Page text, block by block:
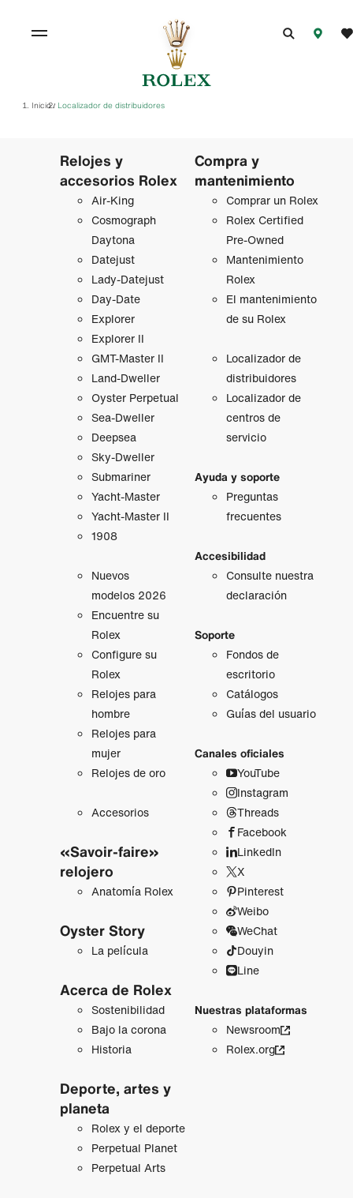
Inicio/ Localizador de distribuidores
Relojes y
accesorios Rolex
Air‑King
Cosmograph
Daytona
Datejust
Lady‑Datejust
Day-Date
Explorer
Explorer II
GMT‑Master II
Land-Dweller
Oyster Perpetual
Sea-Dweller
Deepsea
Sky-Dweller
Submariner
Yacht-Master
Yacht-Master II
1908
Nuevos
modelos 2026
Encuentre su
Rolex
Configure su
Rolex
Relojes para
hombre
Relojes para
mujer
Relojes de oro
Accesorios
«Savoir-faire»
relojero
Anatomía Rolex
Oyster Story
La película
Acerca de Rolex
Sostenibilidad
Bajo la corona
Historia
Deporte, artes y
planeta
Rolex y el deporte
Perpetual Planet
Perpetual Arts
Compra y
mantenimiento
Comprar un Rolex
Rolex Certified
Pre-Owned
Mantenimiento
Rolex
El mantenimiento
de su Rolex
Localizador de
distribuidores
Localizador de
centros de
servicio
Ayuda y soporte
Preguntas
frecuentes
Accesibilidad
Consulte nuestra
declaración
Soporte
Fondos de
escritorio
Catálogos
Guías del usuario
Canales oficiales
YouTube
Instagram
Threads
Facebook
LinkedIn
X
Pinterest
Weibo
WeChat
Douyin
Line
Nuestras plataformas
Newsroom
Rolex.org